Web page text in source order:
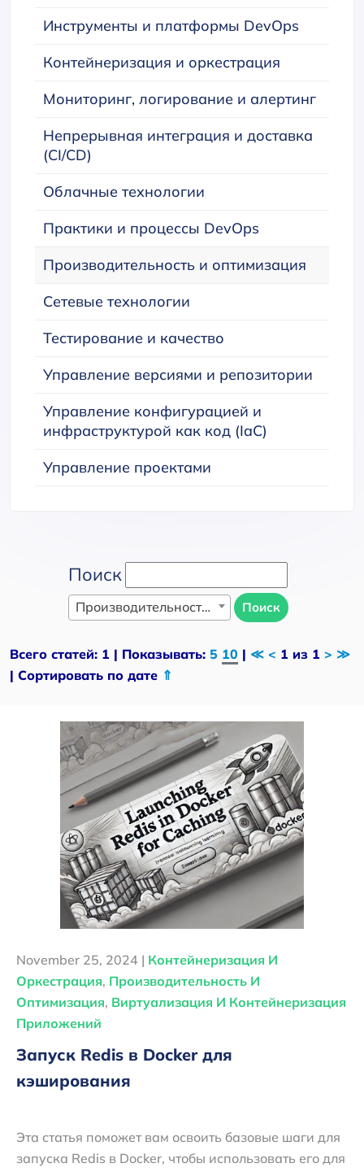
Инструменты и платформы DevOps
Контейнеризация и оркестрация
Мониторинг, логирование и алертинг
Непрерывная интеграция и доставка
(CI/CD)
Облачные технологии
Практики и процессы DevOps
Производительность и оптимизация
Сетевые технологии
Тестирование и качество
Управление версиями и репозитории
Управление конфигурацией и
инфраструктурой как код (IaC)
Управление проектами
Поиск
Производительность и оптимизация Поиск
Всего статей: 1 | Показывать: 5 10 | ≪ < 1 из 1 > ≫
| Сортировать по дате ⇑
November 25, 2024 | Контейнеризация И
Оркестрация, Производительность И
Оптимизация, Виртуализация И Контейнеризация
Приложений
Запуск Redis в Docker для
кэширования
Эта статья поможет вам освоить базовые шаги для
запуска Redis в Docker, чтобы использовать его для